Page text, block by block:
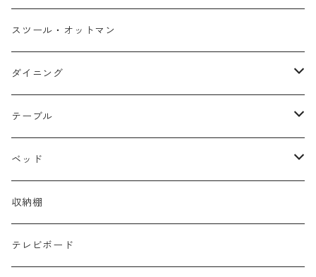
１人掛け
２人掛け
３人掛け
カウチソファ
スツール・オットマン
ダイニング
チェア・ベンチ
テーブル
セット
テーブル
ローテーブル
サイドテーブル
デスク・カウンター
ベッド
シングル
セミダブル
収納棚
テレビボード